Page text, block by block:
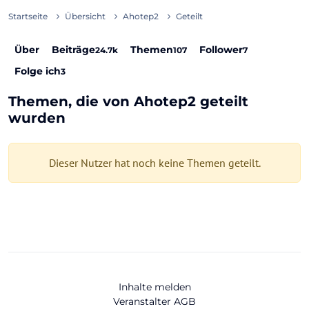
Startseite Übersicht Ahotep2 Geteilt
Über Beiträge24.7k Themen107 Follower7
Folge ich3
Themen, die von Ahotep2 geteilt
wurden
Dieser Nutzer hat noch keine Themen geteilt.
Inhalte melden
Veranstalter AGB